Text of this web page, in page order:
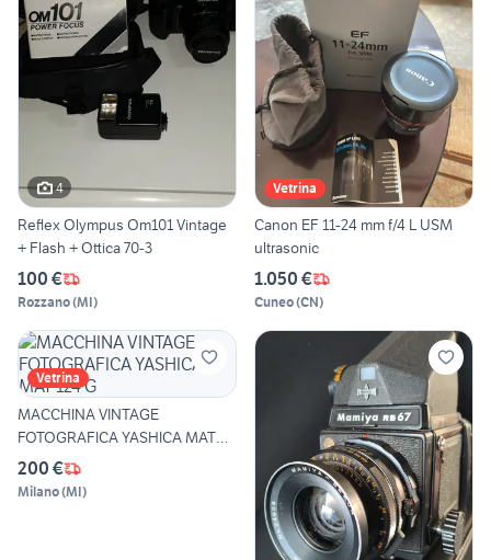
4
Reflex Olympus Om101 Vintage
+ Flash + Ottica 70-3
100 €
Rozzano(MI)
Vetrina
Canon EF 11-24 mm f/4 L USM
ultrasonic
1.050 €
Cuneo(CN)
Vetrina
MACCHINA VINTAGE
FOTOGRAFICA YASHICA MAT
124 G
200 €
Milano(MI)